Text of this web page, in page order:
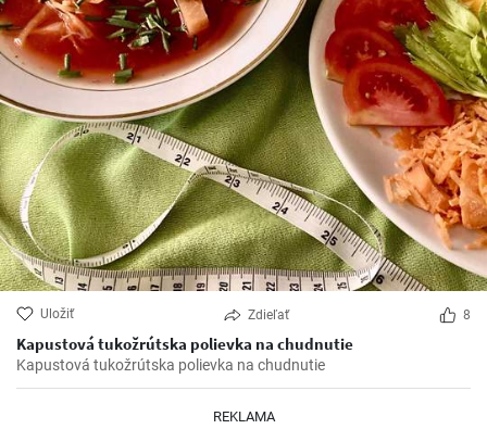
Uložiť Zdieľať 8
Kapustová tukožrútska polievka na chudnutie
Kapustová tukožrútska polievka na chudnutie
REKLAMA